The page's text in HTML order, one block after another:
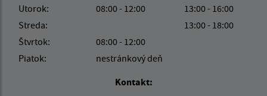
Utorok:
08:00 - 12:00
13:00 - 16:00
Streda:
13:00 - 18:00
Štvrtok:
08:00 - 12:00
Piatok:
nestránkový deň
Kontakt: